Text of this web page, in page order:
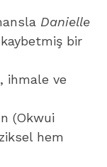
Danielle
kaybetmiş bir
ihmale ve
(Okwui
hem